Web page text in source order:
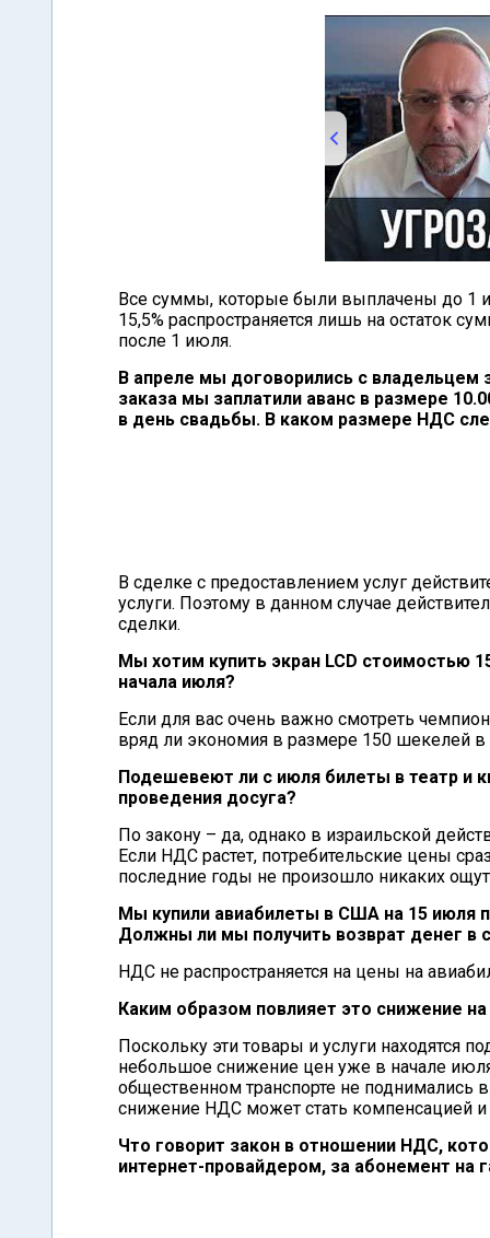
00:00/28:18
Все суммы, которые были выплачены до 1
15,5% распространяется лишь на остаток
после 1 июля.
В апреле мы договорились с
заказа мы заплатили аванс в размере
в день свадьбы. В каком размере НДС
В сделке с предоставлением услуг
услуги. Поэтому в данном случае
сделки.
Мы хотим купить экран LCD стоимостью
начала июля?
Если для вас очень важно смотреть
вряд ли экономия в размере 150 шекелей
Подешевеют ли с июля билеты в театр и
проведения досуга?
По закону – да, однако в израильской
Если НДС растет, потребительские цены
последние годы не произошло никаких
Мы купили авиабилеты в США на 15 июля
Должны ли мы получить возврат денег в
НДС не распространяется на цены на
Каким образом повлияет это снижение
Поскольку эти товары и услуги
небольшое снижение цен уже в начале
общественном транспорте не поднимались
снижение НДС может стать компенсацией и
Что говорит закон в отношении НДС,
интернет-провайдером, за абонемент на